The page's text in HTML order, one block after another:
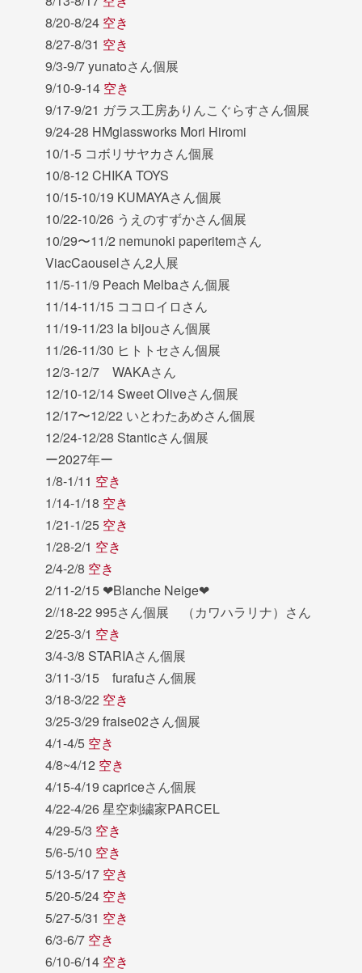
8/20-8/24 空き
8/27-8/31 空き
9/3-9/7 yunatoさん個展
9/10-9-14 空き
9/17-9/21 ガラス工房ありんこぐらすさん個展
9/24-28 HMglassworks Mori Hiromi
10/1-5 コボリサヤカさん個展
10/8-12 CHIKA TOYS
10/15-10/19 KUMAYAさん個展
10/22-10/26 うえのすずかさん個展
10/29〜11/2 nemunoki paperitemさん
ViacCaouselさん2人展
11/5-11/9 Peach Melbaさん個展
11/14-11/15 ココロイロさん
11/19-11/23 la bijouさん個展
11/26-11/30 ヒトトセさん個展
12/3-12/7 WAKAさん
12/10-12/14 Sweet Oliveさん個展
12/17〜12/22 いとわたあめさん個展
12/24-12/28 Stanticさん個展
ー2027年ー
1/8-1/11 空き
1/14-1/18 空き
1/21-1/25 空き
1/28-2/1 空き
2/4-2/8 空き
2/11-2/15 ❤︎Blanche Neige❤︎
2//18-22 995さん個展 （カワハラリナ）さん
2/25-3/1 空き
3/4-3/8 STARIAさん個展
3/11-3/15 furafuさん個展
3/18-3/22 空き
3/25-3/29 fraise02さん個展
4/1-4/5 空き
4/8~4/12 空き
4/15-4/19 capriceさん個展
4/22-4/26 星空刺繍家PARCEL
4/29-5/3 空き
5/6-5/10 空き
5/13-5/17 空き
5/20-5/24 空き
5/27-5/31 空き
6/3-6/7 空き
6/10-6/14 空き